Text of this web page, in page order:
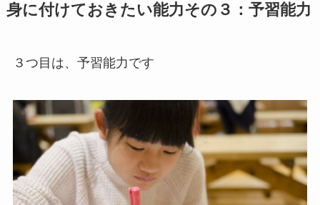
身に付けておきたい能力その３：予習能力
３つ目は、予習能力です